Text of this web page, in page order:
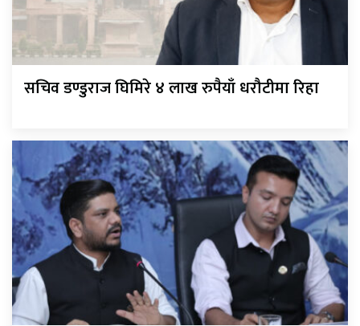
सचिव डण्डुराज घिमिरे ४ लाख रुपैयाँ धरौटीमा रिहा